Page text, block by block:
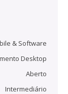
& Software
Desktop
Aberto
Intermediário